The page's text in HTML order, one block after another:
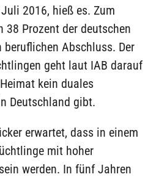
2016, hieß es. Zum
Prozent der deutschen
Abschluss. Der
geht laut IAB darauf
kein duales
Deutschland gibt.
erwartet, dass in einem
mit hoher
werden. In fünf Jahren